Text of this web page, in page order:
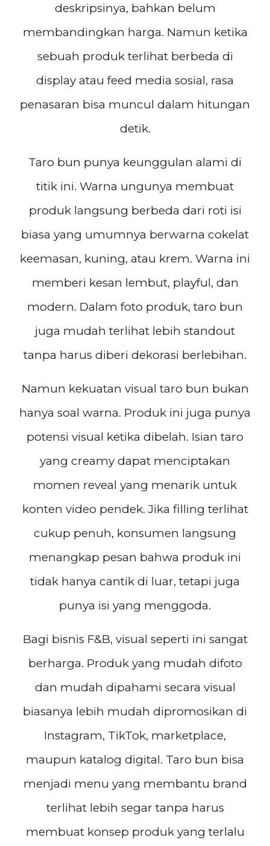
deskripsinya, bahkan belum
membandingkan harga. Namun ketika
sebuah produk terlihat berbeda di
display atau feed media sosial, rasa
penasaran bisa muncul dalam hitungan
detik.
Taro bun punya keunggulan alami di
titik ini. Warna ungunya membuat
produk langsung berbeda dari roti isi
biasa yang umumnya berwarna cokelat
keemasan, kuning, atau krem. Warna ini
memberi kesan lembut, playful, dan
modern. Dalam foto produk, taro bun
juga mudah terlihat lebih standout
tanpa harus diberi dekorasi berlebihan.
Namun kekuatan visual taro bun bukan
hanya soal warna. Produk ini juga punya
potensi visual ketika dibelah. Isian taro
yang creamy dapat menciptakan
momen reveal yang menarik untuk
konten video pendek. Jika filling terlihat
cukup penuh, konsumen langsung
menangkap pesan bahwa produk ini
tidak hanya cantik di luar, tetapi juga
punya isi yang menggoda.
Bagi bisnis F&B, visual seperti ini sangat
berharga. Produk yang mudah difoto
dan mudah dipahami secara visual
biasanya lebih mudah dipromosikan di
Instagram, TikTok, marketplace,
maupun katalog digital. Taro bun bisa
menjadi menu yang membantu brand
terlihat lebih segar tanpa harus
membuat konsep produk yang terlalu